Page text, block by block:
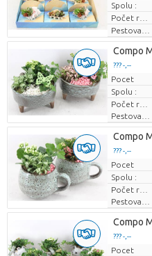
Spolu :
Počet rastlín/črepník
Compo
??? -,--
Cena za kus
Pocet
Spolu :
Počet rastlín/črepník
Compo
??? -,--
Cena za kus
Pocet
Spolu :
Počet rastlín/črepník
Compo
??? -,--
Cena za kus
Pocet